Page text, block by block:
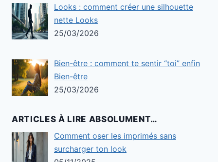
Looks : comment créer une silhouette
nette Looks
25/03/2026
Bien-être : comment te sentir “toi” enfin
Bien-être
25/03/2026
ARTICLES À LIRE ABSOLUMENT…
Comment oser les imprimés sans
surcharger ton look